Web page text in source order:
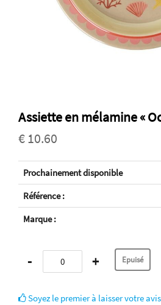
Assiette en mélamine «
€ 10.60
Prochainement disponible
Référence :
Marque :
- +
Soyez le premier à laisser votre